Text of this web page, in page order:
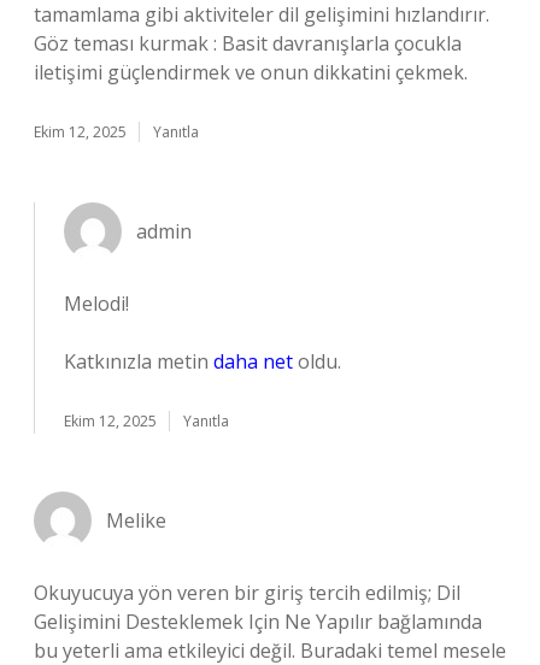
tamamlama gibi aktiviteler dil gelişimini hızlandırır.
Göz teması kurmak : Basit davranışlarla çocukla
iletişimi güçlendirmek ve onun dikkatini çekmek.
Ekim 12, 2025 Yanıtla
admin
Melodi!
Katkınızla metin daha netoldu.
Ekim 12, 2025 Yanıtla
Melike
Okuyucuya yön veren bir giriş tercih edilmiş; Dil
Gelişimini Desteklemek Için Ne Yapılır bağlamında
bu yeterli ama etkileyici değil. Buradaki temel mesele